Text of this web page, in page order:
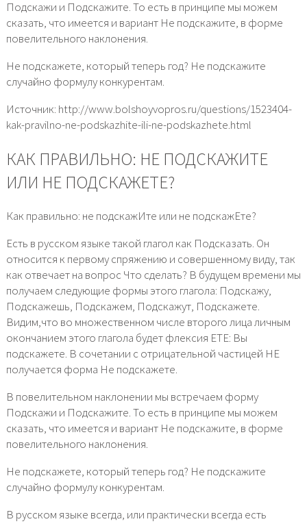
Подскажи и Подскажите. То есть в принципе мы можем
сказать, что имеется и вариант Не подскажите, в форме
повелительного наклонения.
Не подскажете, который теперь год? Не подскажите
случайно формулу конкурентам.
Источник: http://www.bolshoyvopros.ru/questions/1523404-
kak-pravilno-ne-podskazhite-ili-ne-podskazhete.html
КАК ПРАВИЛЬНО: НЕ ПОДСКАЖИТЕ
ИЛИ НЕ ПОДСКАЖЕТЕ?
Как правильно: не подскажИте или не подскажЕте?
Есть в русском языке такой глагол как Подсказать. Он
относится к первому спряжению и совершенному виду, так
как отвечает на вопрос Что сделать? В будущем времени мы
получаем следующие формы этого глагола: Подскажу,
Подскажешь, Подскажем, Подскажут, Подскажете.
Видим,что во множественном числе второго лица личным
окончанием этого глагола будет флексия ЕТЕ: Вы
подскажете. В сочетании с отрицательной частицей НЕ
получается форма Не подскажете.
В повелительном наклонении мы встречаем форму
Подскажи и Подскажите. То есть в принципе мы можем
сказать, что имеется и вариант Не подскажите, в форме
повелительного наклонения.
Не подскажете, который теперь год? Не подскажите
случайно формулу конкурентам.
В русском языке всегда, или практически всегда есть